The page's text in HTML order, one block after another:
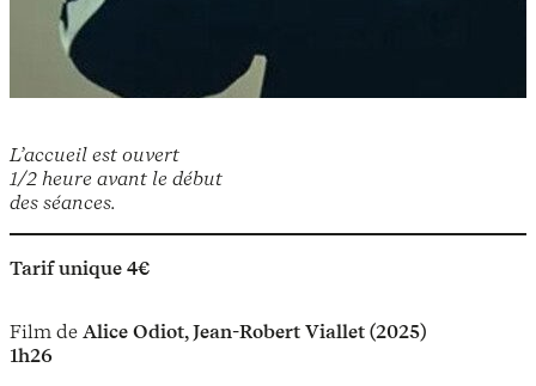
L’accueil est ouvert
1/2 heure avant le début
des séances.
Tarif unique 4€
Film de Alice Odiot, Jean-Robert Viallet (2025)
1h26